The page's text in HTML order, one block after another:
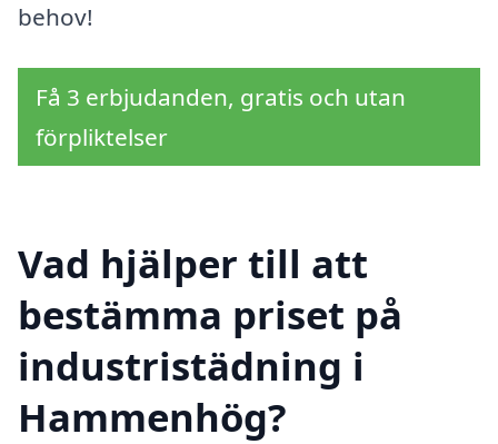
behov!
Få 3 erbjudanden, gratis och utan
förpliktelser
Vad hjälper till att
bestämma priset på
industristädning i
Hammenhög?